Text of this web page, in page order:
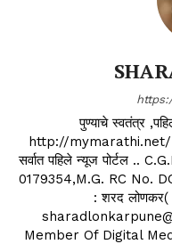
पुण्याचे स्वतंत्र
http://mymarathi.net/ पुणे
सर्वात पहिले न्यूज पोर्टल ..
0179354,M.G. RC No.
: शरद
Member Of Digital